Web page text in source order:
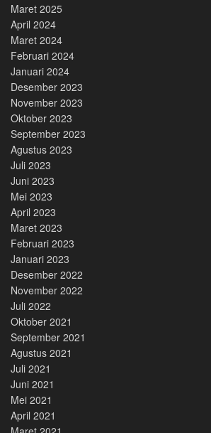
Maret 2025
April 2024
Maret 2024
Februari 2024
Januari 2024
Desember 2023
November 2023
Oktober 2023
September 2023
Agustus 2023
Juli 2023
Juni 2023
Mei 2023
April 2023
Maret 2023
Februari 2023
Januari 2023
Desember 2022
November 2022
Juli 2022
Oktober 2021
September 2021
Agustus 2021
Juli 2021
Juni 2021
Mei 2021
April 2021